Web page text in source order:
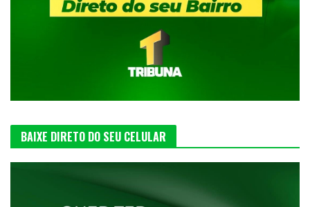
BAIXE DIRETO DO SEU CELULAR